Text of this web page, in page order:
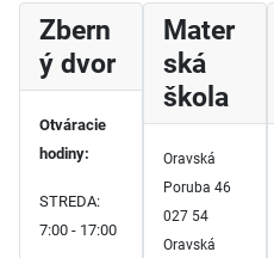
Zbern
ý dvor
Otváracie
hodiny:
STREDA:
7:00 - 17:00
Mater
ská
škola
Oravská
Poruba 46
027 54
Oravská